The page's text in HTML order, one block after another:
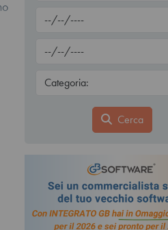
Cerca